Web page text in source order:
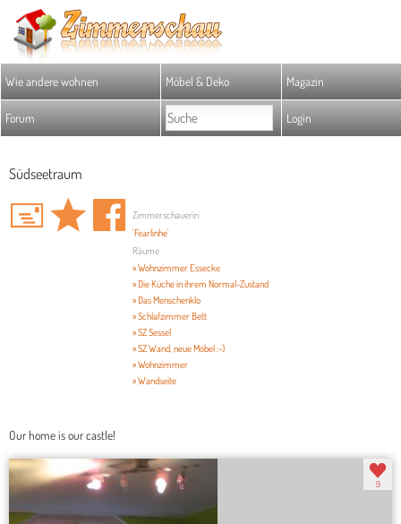
Wie andere wohnen Möbel & Deko Magazin
Forum Login
Südseetraum
Zimmerschauerin
'Fearlinhe'
Räume
» Wohnzimmer Essecke
» Die Küche in ihrem Normal-Zustand
» Das Menschenklo
» Schlafzimmer Bett
» SZ Sessel
» SZ Wand, neue Möbel :-)
» Wohnzimmer
» Wandseite
Our home is our castle!
9